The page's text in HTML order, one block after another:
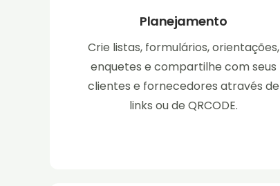
Planejamento
Crie listas, formulários, orientações,
enquetes e compartilhe com seus
clientes e fornecedores através de
links ou de QRCODE.